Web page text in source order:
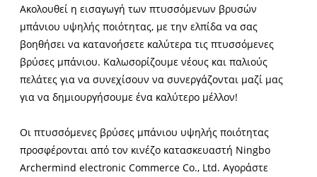
Ακολουθεί η εισαγωγή των πτυσσόμενων βρυσών
μπάνιου υψηλής ποιότητας, με την ελπίδα να σας
βοηθήσει να κατανοήσετε καλύτερα τις πτυσσόμενες
βρύσες μπάνιου. Καλωσορίζουμε νέους και παλιούς
πελάτες για να συνεχίσουν να συνεργάζονται μαζί μας
για να δημιουργήσουμε ένα καλύτερο μέλλον!
Οι πτυσσόμενες βρύσες μπάνιου υψηλής ποιότητας
προσφέρονται από τον κινέζο κατασκευαστή Ningbo
Archermind electronic Commerce Co., Ltd. Αγοράστε